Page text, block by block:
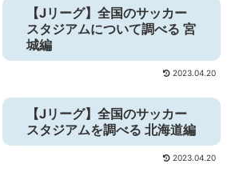
【Jリーグ】全国のサッカー
スタジアムについて調べる 宮
城編
2023.04.20
【Jリーグ】全国のサッカー
スタジアムを調べる 北海道編
2023.04.20